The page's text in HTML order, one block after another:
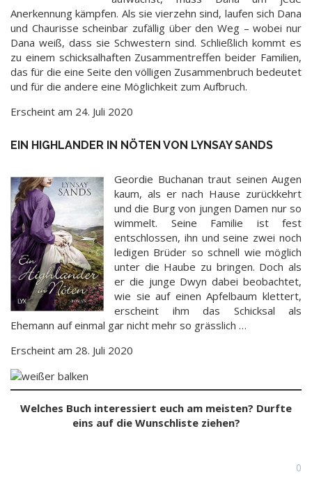
Anerkennung kämpfen. Als sie vierzehn sind, laufen sich Dana
und Chaurisse scheinbar zufällig über den Weg – wobei nur
Dana weiß, dass sie Schwestern sind. Schließlich kommt es
zu einem schicksalhaften Zusammentreffen beider Familien,
das für die eine Seite den völligen Zusammenbruch bedeutet
und für die andere eine Möglichkeit zum Aufbruch.
Erscheint am 24. Juli 2020
EIN HIGHLANDER IN NÖTEN VON LYNSAY SANDS
Geordie Buchanan traut seinen Augen
kaum, als er nach Hause zurückkehrt
und die Burg von jungen Damen nur so
wimmelt. Seine Familie ist fest
entschlossen, ihn und seine zwei noch
ledigen Brüder so schnell wie möglich
unter die Haube zu bringen. Doch als
er die junge Dwyn dabei beobachtet,
wie sie auf einen Apfelbaum klettert,
erscheint ihm das Schicksal als
Ehemann auf einmal gar nicht mehr so grässlich …
Erscheint am 28. Juli 2020
Welches Buch interessiert euch am meisten? Durfte
eins auf die Wunschliste ziehen?
0